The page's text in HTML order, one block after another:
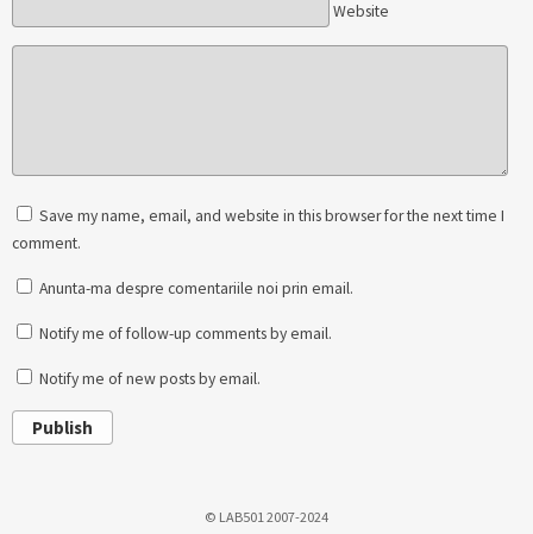
Website
Save my name, email, and website in this browser for the next time I
comment.
Anunta-ma despre comentariile noi prin email.
Notify me of follow-up comments by email.
Notify me of new posts by email.
Publish
© LAB501 2007-2024